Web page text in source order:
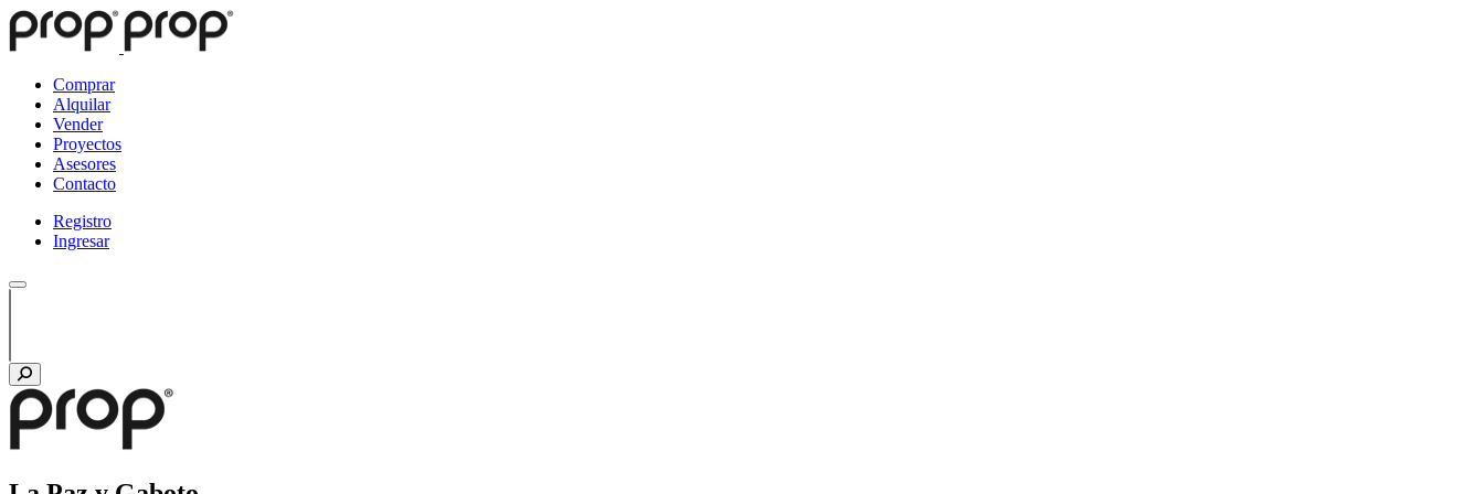
Comprar
Alquilar
Vender
Proyectos
Asesores
Contacto
Registro
Ingresar